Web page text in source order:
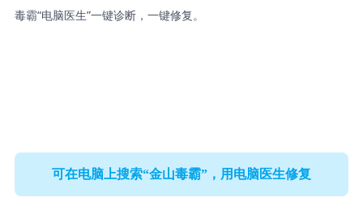
毒霸“电脑医生”一键诊断，一键修复。
可在电脑上搜索“金山毒霸”，用电脑医生修复